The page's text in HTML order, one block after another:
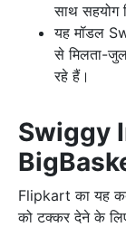
साथ सहयोग
यह मॉडल
से मिलता-
रहे हैं।
Swiggy
Flipkart का यह
को टक्कर देने के